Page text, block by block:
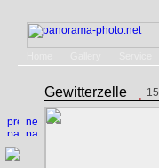
Gewitterzelle 15